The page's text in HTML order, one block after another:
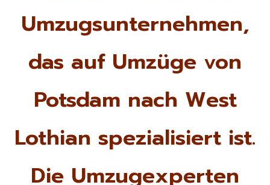
Umzugsunternehmen,
das auf Umzüge von
Potsdam nach West
Lothian spezialisiert ist.
Die Umzugexperten